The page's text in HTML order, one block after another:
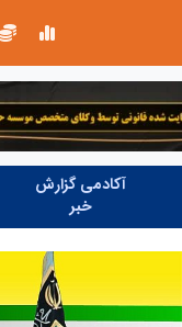
آکادمی گزارش
خبر